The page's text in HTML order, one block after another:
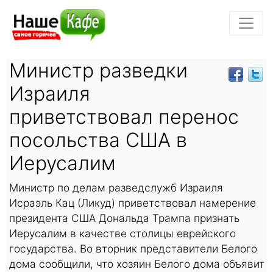
Министр разведки
Израиля
приветствовал перенос
посольства США в
Иерусалим
Министр по делам разведслужб Израиля
Исраэль Кац (Ликуд) приветствовал намерение
президента США Дональда Трампа признать
Иерусалим в качестве столицы еврейского
государства. Во вторник представители Белого
дома сообщили, что хозяин Белого дома объявит